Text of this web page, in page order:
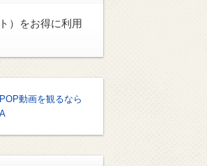
）をお得に利用
動画を観るなら